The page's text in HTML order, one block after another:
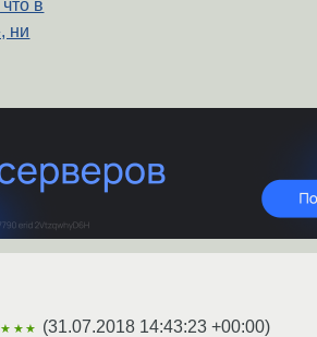
в
ни
(31.07.2018 14:43:23 +00:00)